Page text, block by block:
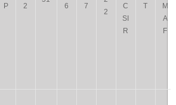
P 2 6 7
2
C
SI
R
T
M
A
F